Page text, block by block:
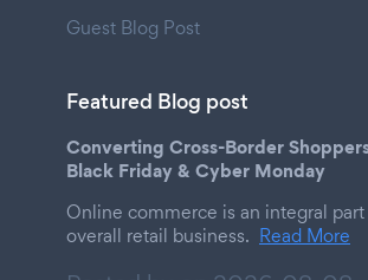
Guest Blog Post
Featured Blog post
Converting Cross-Border
Black Friday & Cyber Monday
Online commerce is an integral
overall retail business. Read More